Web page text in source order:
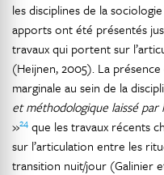
les disciplines de la
apports ont été présentés
travaux qui portent sur
(Heijnen, 2005). La
marginale au sein de la
et méthodologique laissé
»24 que les travaux récents
sur l’articulation entre les
transition nuit/jour (Galinier